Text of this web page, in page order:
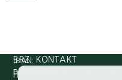
HRVATSKI
IBAN:
HR8124020061100501497
BRZI KONTAKT
Prijava štete: